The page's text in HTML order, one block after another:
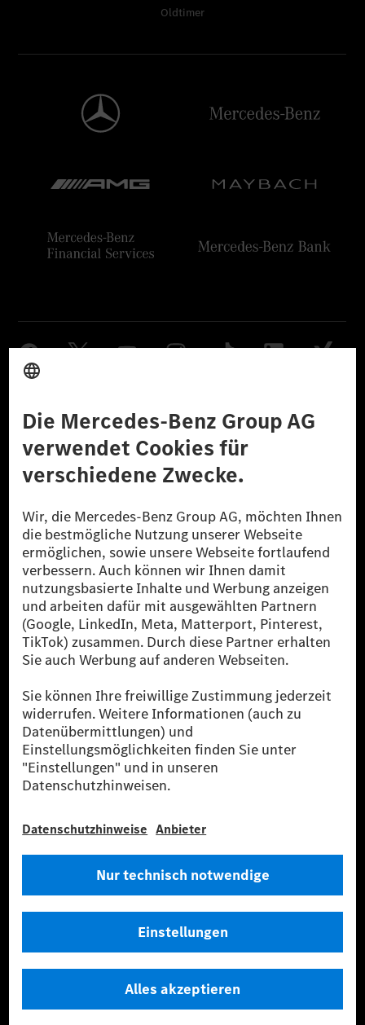
Oldtimer
Datenschutz Lizenzhinweise Dritter Barrierefreiheit
© 2026 Mercedes-Benz Group AG. Alle Rechte vorbehalten.
[1] Bilanziell CO₂-neutral bedeutet, dass nicht vermiedene oder nicht
reduzierte CO₂-Emissionen bei der Mercedes-Benz Group durch
zertifizierte Ausgleichsprojekte kompensiert werden.
[2] Renewable Charging ist ein integraler Bestandteil von MB.CHARGE
Public in Europa, den USA, Kanada und China. Sofern an der jeweiligen
Ladestation noch kein Strom aus erneuerbaren Energien vorliegt,
verwendet Renewable Charging Grünstromzertifikate*. Diese stellen
sicher, dass für Ladevorgänge über MB.CHARGE Public eine äquivalente
Strommenge aus erneuerbaren Energien ins Stromnetz eingespeist wird.
* Inkl. EKOenergy Ökolabel
* Die angegebenen Werte wurden nach dem vorgeschriebenen
Messverfahren WLTP (Worldwide harmonised Light vehicles Test
Procedure) ermittelt. Die angegebenen Spannweiten beziehen sich auf
den europäischen Markt. Der Energieverbrauch und der CO₂-Ausstoß
eines Pkw sind nicht nur von der effizienten Ausnutzung des Kraftstoffs
bzw. des Energieträgers durch den Pkw, sondern auch vom Fahrstil und
** Der Stromverbrauch wurde auf der Grundlage der VO 692/2008/EG
Fahrzeugkonfiguration.
*** Angaben zum Stromverbrauch und zur Reichweite sind vorläufig und
wurden intern nach Maßgabe der Zertifizierungsmethode „WLTP-
Typgenehmigung noch eine Konformitätsbescheinigung mit amtlichen